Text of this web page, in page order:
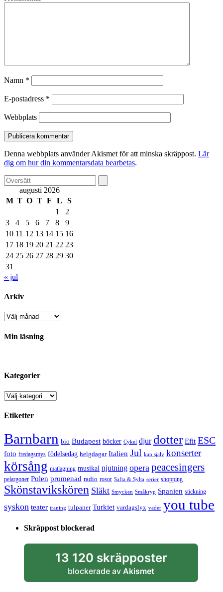
Namn *
E-postadress *
Webbplats
Denna webbplats använder Akismet för att minska skräppost. Lär
dig om hur din kommentarsdata bearbetas.
augusti 2026
M T O T F L
S
1
2
3
4 5 6 7 8
9
10 11 12 13 14 15 16
17 18 19 20 21 22 23
24 25 26 27 28 29 30
31
« jul
Arkiv
Arkiv
Min läsning
Kategorier
Kategorier
Etiketter
Barnbarn bio Budapest böcker Cykel djur dotter Efit ESC
foto fredagsmys födelsedag helgdagar Italien Jul kan själv konserter
körsång matlagning musikal njutning opera peacesingers
pelargoner Polen promenad radio rosor Safta & Sylta serier shopping
Skönstavikskören Släkt Smycken Småkryp Spanien stickning
syskon teater träning tulpaner Turkiet vardagslyx väder you tube
Skräppost blockerad
13 120 skräpposter
blockerade av Akismet